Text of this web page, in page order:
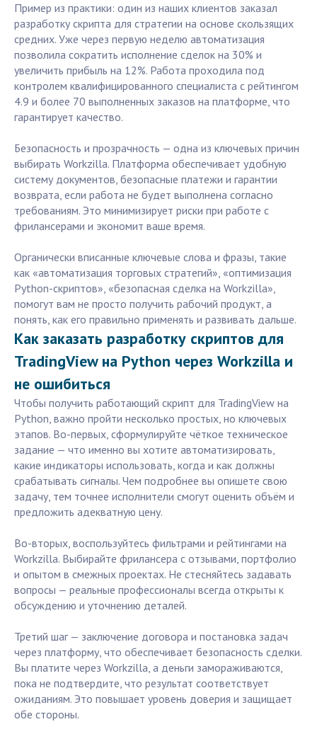
Пример из практики: один из наших клиентов заказал
разработку скрипта для стратегии на основе скользящих
средних. Уже через первую неделю автоматизация
позволила сократить исполнение сделок на 30% и
увеличить прибыль на 12%. Работа проходила под
контролем квалифицированного специалиста с рейтингом
4.9 и более 70 выполненных заказов на платформе, что
гарантирует качество.
Безопасность и прозрачность — одна из ключевых причин
выбирать Workzilla. Платформа обеспечивает удобную
систему документов, безопасные платежи и гарантии
возврата, если работа не будет выполнена согласно
требованиям. Это минимизирует риски при работе с
фрилансерами и экономит ваше время.
Органически вписанные ключевые слова и фразы, такие
как «автоматизация торговых стратегий», «оптимизация
Python-скриптов», «безопасная сделка на Workzilla»,
помогут вам не просто получить рабочий продукт, а
понять, как его правильно применять и развивать дальше.
Как заказать разработку скриптов для
TradingView на Python через Workzilla и
не ошибиться
Чтобы получить работающий скрипт для TradingView на
Python, важно пройти несколько простых, но ключевых
этапов. Во-первых, сформулируйте чёткое техническое
задание — что именно вы хотите автоматизировать,
какие индикаторы использовать, когда и как должны
срабатывать сигналы. Чем подробнее вы опишете свою
задачу, тем точнее исполнители смогут оценить объём и
предложить адекватную цену.
Во-вторых, воспользуйтесь фильтрами и рейтингами на
Workzilla. Выбирайте фрилансера с отзывами, портфолио
и опытом в смежных проектах. Не стесняйтесь задавать
вопросы — реальные профессионалы всегда открыты к
обсуждению и уточнению деталей.
Третий шаг — заключение договора и постановка задач
через платформу, что обеспечивает безопасность сделки.
Вы платите через Workzilla, а деньги замораживаются,
пока не подтвердите, что результат соответствует
ожиданиям. Это повышает уровень доверия и защищает
обе стороны.